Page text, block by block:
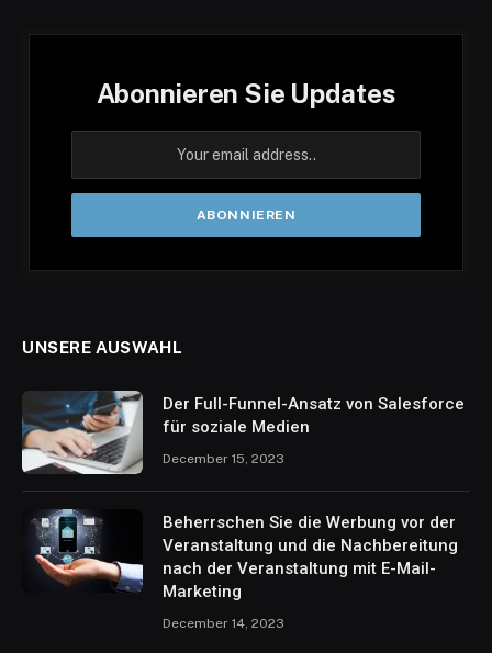
Abonnieren Sie Updates
UNSERE AUSWAHL
Der Full-Funnel-Ansatz von Salesforce
für soziale Medien
December 15, 2023
Beherrschen Sie die Werbung vor der
Veranstaltung und die Nachbereitung
nach der Veranstaltung mit E-Mail-
Marketing
December 14, 2023